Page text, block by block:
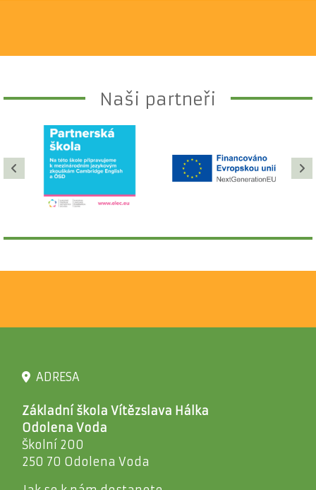
Naši partneři
ADRESA
Základní škola Vítězslava Hálka
Odolena Voda
Školní 200
250 70 Odolena Voda